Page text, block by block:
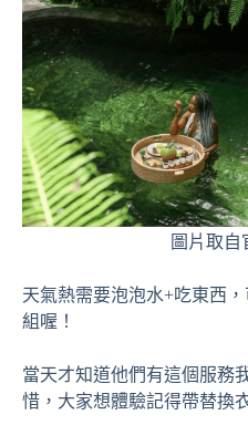
圖片取自
天氣熱需要泡泡水+吃東西
組喔！
當天才知道他們有這個服務
惜，大家想體驗記得帶替換